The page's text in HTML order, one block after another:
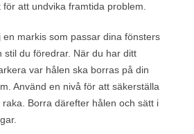
att undvika framtida problem.
en markis som passar dina fönsters
stil du föredrar. När du har ditt
var hålen ska borras på din
Använd en nivå för att säkerställa
Borra därefter hålen och sätt i